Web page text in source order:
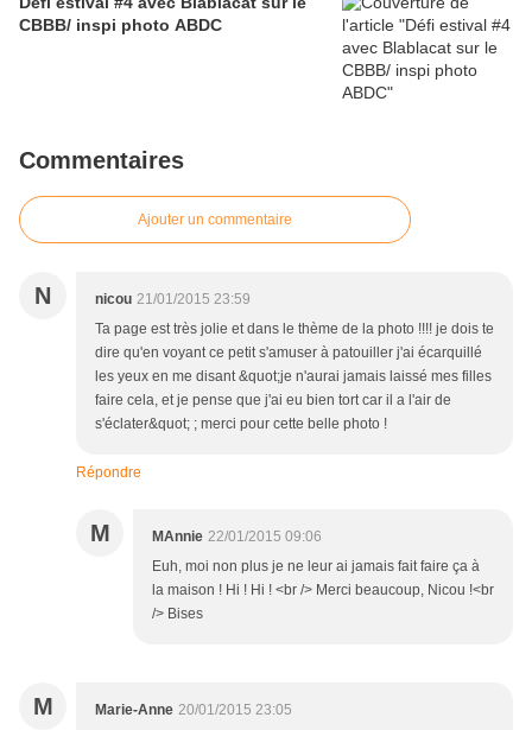
CBBB/ inspi photo ABDC
Commentaires
Ajouter un commentaire
N nicou 21/01/2015 23:59
Ta page est très jolie et dans le thème de la photo !!!! je dois te
dire qu'en voyant ce petit s'amuser à patouiller j'ai écarquillé
les yeux en me disant &quot;je n'aurai jamais laissé mes filles
faire cela, et je pense que j'ai eu bien tort car il a l'air de
s'éclater&quot; ; merci pour cette belle photo !
Répondre
M MAnnie 22/01/2015 09:06
Euh, moi non plus je ne leur ai jamais fait faire ça à
la maison ! Hi ! Hi ! <br /> Merci beaucoup, Nicou !<br
/> Bises
M Marie-Anne 20/01/2015 23:05